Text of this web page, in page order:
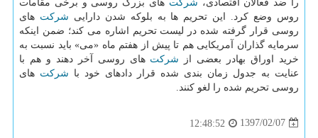
را ضد فعالان اقتصادی، شركت های بزرگ روسی و برخی مقامات
روس وضع كرد. این تحریم ها به بلوكه شدن دارایی شركت های
روسی قرار گرفته شده در لیست تحریم اشاره می كند؛ ضمن اینكه
سرمایه گذاران آمریكایی هم تا پیش از هفتم ماه «می» باید نسبت به
خرید اوراق بهادر بعضی از شركت های روسی آخر دهند و هم با
عنایت به جدول زمان بندی شده قرار دادهای خود با شركت های
روسی تحریم شده را لغو كنند.
1397/02/07
12:48:52